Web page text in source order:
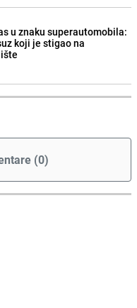
u znaku superautomobila:
koji je stigao na
(0)